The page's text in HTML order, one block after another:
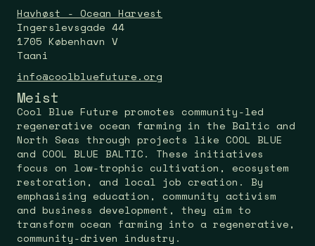
Havhøst - Ocean Harvest
Ingerslevsgade 44
1705 København V
Taani
info@coolbluefuture.org
Meist
Cool Blue Future promotes community-led
regenerative ocean farming in the Baltic and
North Seas through projects like COOL BLUE
and COOL BLUE BALTIC. These initiatives
focus on low-trophic cultivation, ecosystem
restoration, and local job creation. By
emphasising education, community activism
and business development, they aim to
transform ocean farming into a regenerative,
community-driven industry.